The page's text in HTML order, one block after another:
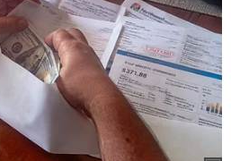
tử vong do sử dụng
sạc pin
Cao Lộc, tỉnh Lạng Sơn cho
dân tộc Nùng trên địa bàn
trong khi sử dụng điện thoại